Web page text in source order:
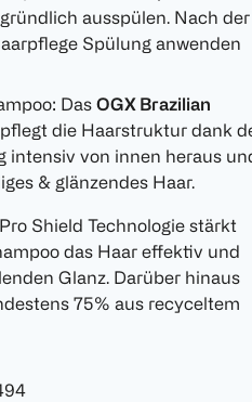
ausspülen. Nach der
Spülung anwenden
Das OGX Brazilian
pflegt die Haarstruktur dank
intensiv von innen heraus
& glänzendes Haar.
Shield Technologie stärkt
das Haar effektiv und
Glanz. Darüber hinaus
75% aus recyceltem